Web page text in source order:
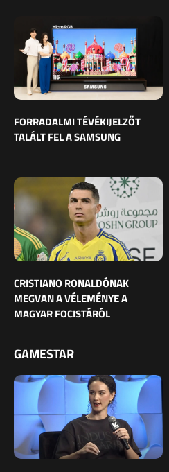
FORRADALMI TÉVÉKIJELZŐT
TALÁLT FEL A SAMSUNG
CRISTIANO RONALDÓNAK
MEGVAN A VÉLEMÉNYE A
MAGYAR FOCISTÁRÓL
GAMESTAR